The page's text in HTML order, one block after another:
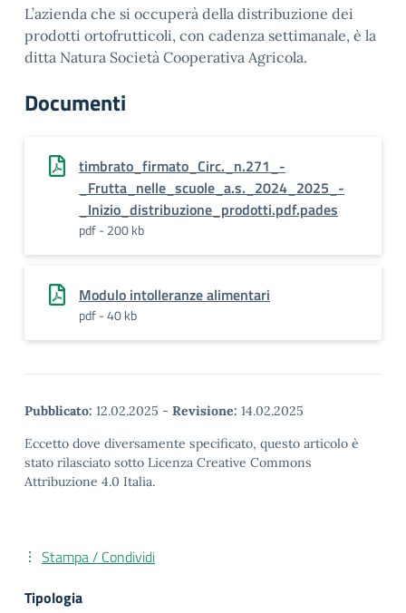
L’azienda che si occuperà della distribuzione dei
prodotti ortofrutticoli, con cadenza settimanale, è la
ditta Natura Società Cooperativa Agricola.
Documenti
timbrato_firmato_Circ._n.271_-
_Frutta_nelle_scuole_a.s._2024_2025_-
_Inizio_distribuzione_prodotti.pdf.pades
pdf - 200 kb
Modulo intolleranze alimentari
pdf - 40 kb
Pubblicato: 12.02.2025 - Revisione: 14.02.2025
Eccetto dove diversamente specificato, questo articolo è
stato rilasciato sotto Licenza Creative Commons
Attribuzione 4.0 Italia.
Stampa / Condividi
Tipologia